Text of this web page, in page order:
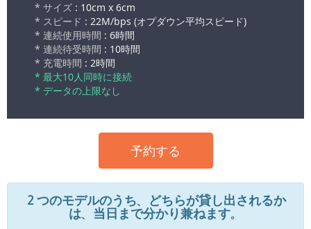
* サイズ : 10cm x 6cm
* スピード : 22M/bps (オプダウン平均スピード)
* 連続使用時間 : 6時間
* 連続待受時間 : 10時間
* 充電時間 : 2時間
* 最大10人同時に接続
* データの上限なし
予約する
２つのモデルのうち、どちらが貸し出されるか
は、当日まで分かり兼ねます。